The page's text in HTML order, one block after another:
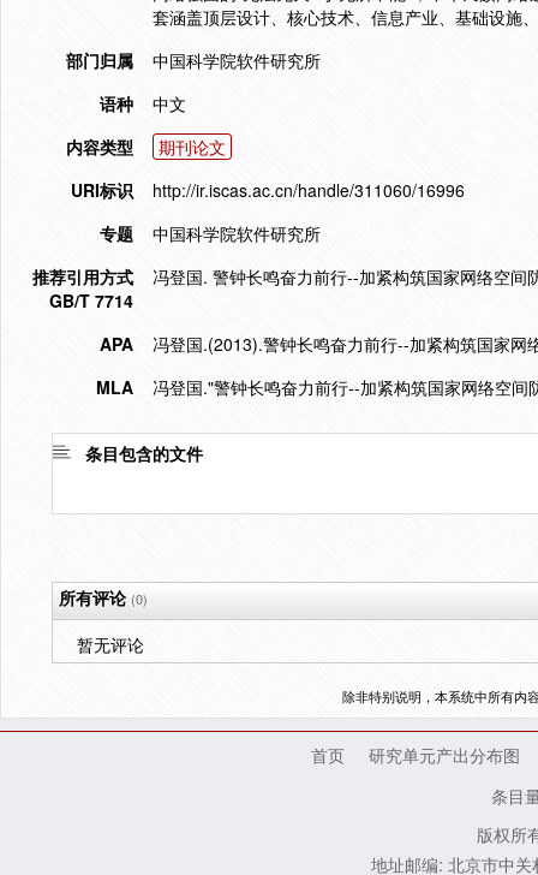
套涵盖顶层设计、核心技术、信息产业、基础设施
部门归属
中国科学院软件研究所
语种
中文
内容类型
期刊论文
URI标识
http://ir.iscas.ac.cn/handle/311060/16996
专题
中国科学院软件研究所
推荐引用方式
GB/T 7714
冯登国. 警钟长鸣奋力前行--加紧构筑国家网络空
APA
冯登国.(2013).警钟长鸣奋力前行--加紧构筑国家网
MLA
冯登国."警钟长鸣奋力前行--加紧构筑国家网络空间
条目包含的文件
所有评论(0)
暂无评论
除非特别说明，本系统中所有内
首页
研究单元产出分布图
条目
版权所
地址邮编: 北京市中